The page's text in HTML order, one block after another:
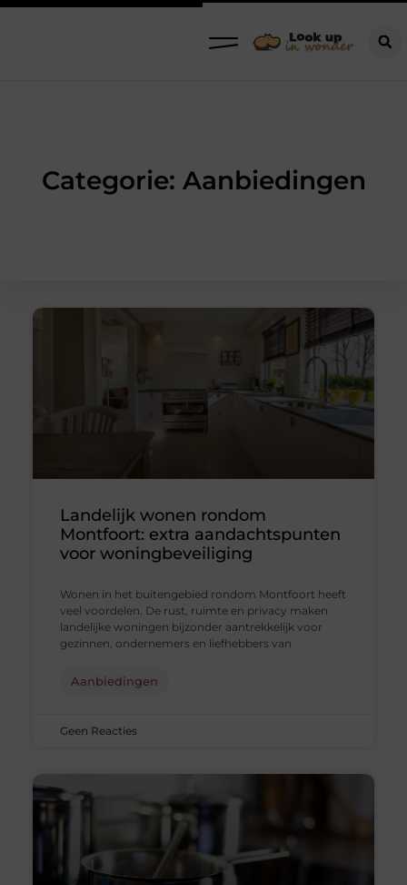
Categorie: Aanbiedingen
Landelijk wonen rondom
Montfoort: extra aandachtspunten
voor woningbeveiliging
Wonen in het buitengebied rondom Montfoort heeft
veel voordelen. De rust, ruimte en privacy maken
landelijke woningen bijzonder aantrekkelijk voor
gezinnen, ondernemers en liefhebbers van
Aanbiedingen
Geen Reacties